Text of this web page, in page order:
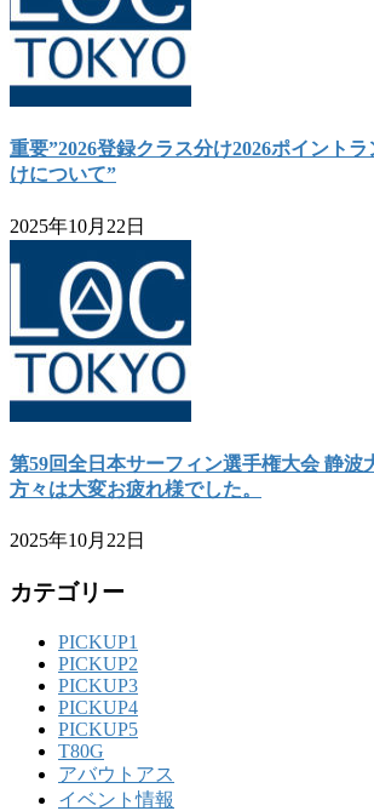
重要”2026登録クラス分け2026ポイント
けについて”
2025年10月22日
第59回全日本サーフィン選手権大会 静波
方々は大変お疲れ様でした。
2025年10月22日
カテゴリー
PICKUP1
PICKUP2
PICKUP3
PICKUP4
PICKUP5
T80G
アバウトアス
イベント情報